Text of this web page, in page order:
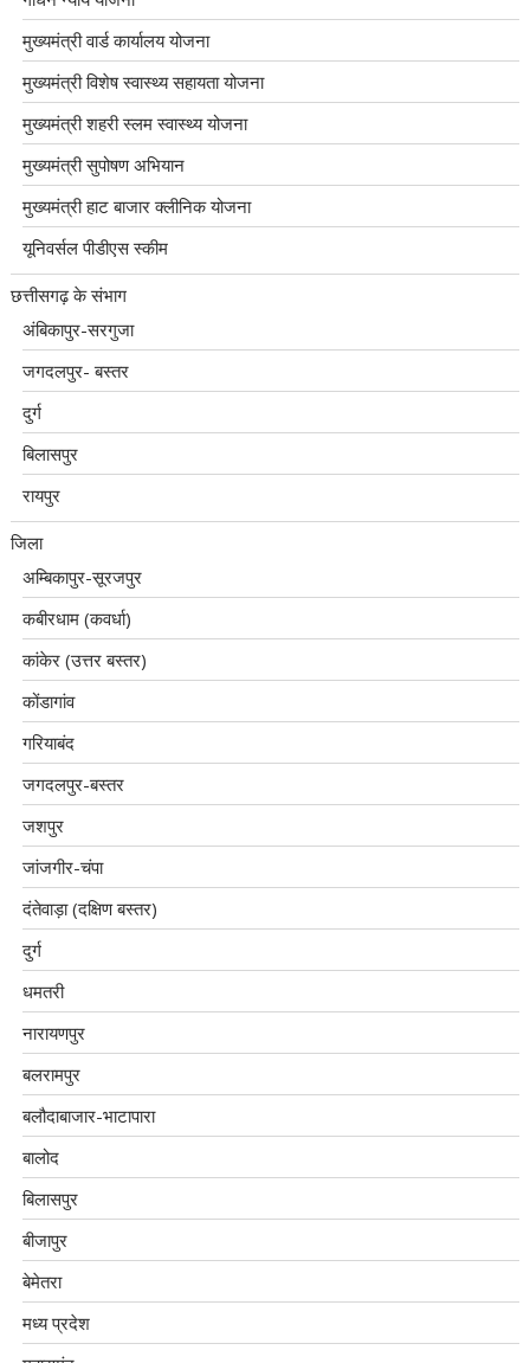
मुख्यमंत्री वार्ड कार्यालय योजना
मुख्यमंत्री विशेष स्वास्थ्य सहायता योजना
मुख्यमंत्री शहरी स्लम स्वास्थ्य योजना
मुख्यमंत्री सुपोषण अभियान
मुख्यमंत्री हाट बाजार क्लीनिक योजना
यूनिवर्सल पीडीएस स्कीम
छत्तीसगढ़ के संभाग
अंबिकापुर-सरगुजा
जगदलपुर- बस्तर
दुर्ग
बिलासपुर
रायपुर
जिला
अम्बिकापुर-सूरजपुर
कबीरधाम (कवर्धा)
कांकेर (उत्तर बस्तर)
कोंडागांव
गरियाबंद
जगदलपुर-बस्तर
जशपुर
जांजगीर-चंपा
दंतेवाड़ा (दक्षिण बस्तर)
दुर्ग
धमतरी
नारायणपुर
बलरामपुर
बलौदाबाजार-भाटापारा
बालोद
बिलासपुर
बीजापुर
बेमेतरा
मध्य प्रदेश